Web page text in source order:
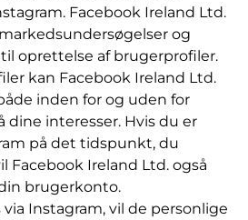
Facebook Ireland Ltd.
og
oprettelse af brugerprofiler.
kan Facebook Ireland Ltd.
inden for og uden for
dine interesser. Hvis du er
på det tidspunkt, du
Facebook Ireland Ltd. også
brugerkonto.
Instagram, vil de personlige